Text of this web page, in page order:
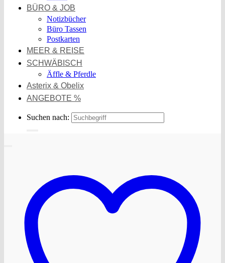
BÜRO & JOB
Notizbücher
Büro Tassen
Postkarten
MEER & REISE
SCHWÄBISCH
Äffle & Pferdle
Asterix & Obelix
ANGEBOTE %
Suchen nach: